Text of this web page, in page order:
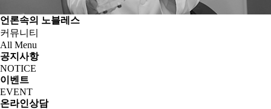
언론속의 노블레스
커뮤니티
All Menu
공지사항
NOTICE
이벤트
EVENT
온라인상담